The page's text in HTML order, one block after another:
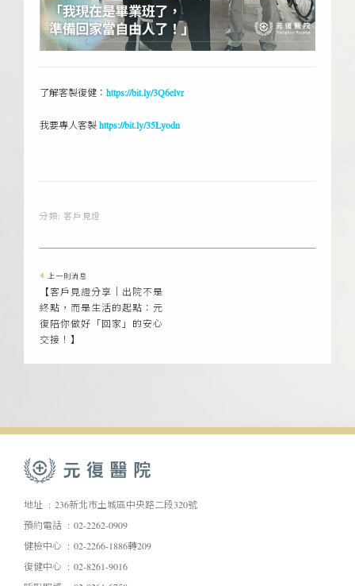
了解客製復健： https://bit.ly/3Q6elvr
我要專人客製https://bit.ly/35Lyodn
分類: 客戶見證
上一則消息
【客戶見證分享｜出院不是
終點，而是生活的起點：元
復陪你做好「回家」的安心
交接！】
地址
236新北市土城區中央路二段320號
預約電話
02-2262-0909
健檢中心
02-2266-1886轉209
復健中心
02-8261-9016